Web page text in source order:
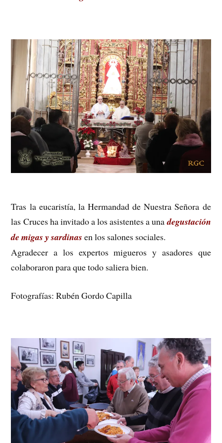
Tras la eucaristía, la Hermandad de Nuestra Señora de
las Cruces ha invitado a los asistentes a unadegustación
de migas y sardinas en los salones sociales.
Agradecer a los expertos migueros y asadores que
colaboraron para que todo saliera bien.
Fotografías: Rubén Gordo Capilla